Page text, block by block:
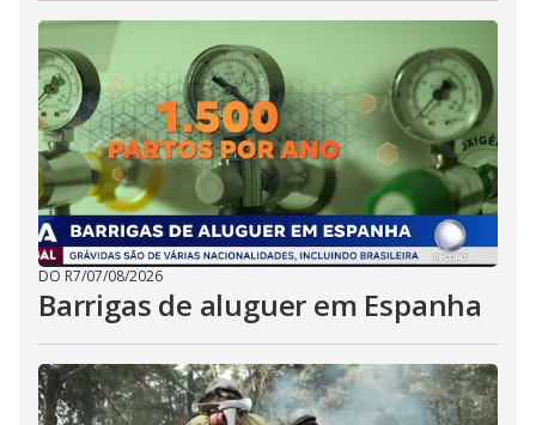
DO R7/07/08/2026
Barrigas de aluguer em Espanha